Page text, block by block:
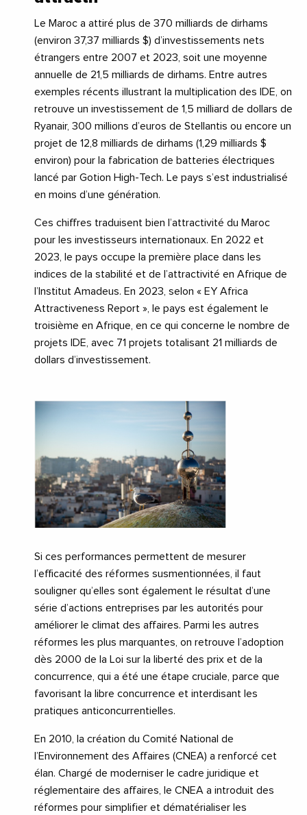
Le Maroc a attiré plus de 370 milliards de dirhams
(environ 37,37 milliards $) d’investissements nets
étrangers entre 2007 et 2023, soit une moyenne
annuelle de 21,5 milliards de dirhams. Entre autres
exemples récents illustrant la multiplication des IDE, on
retrouve un investissement de 1,5 milliard de dollars de
Ryanair, 300 millions d’euros de Stellantis ou encore un
projet de 12,8 milliards de dirhams (1,29 milliards $
environ) pour la fabrication de batteries électriques
lancé par Gotion High-Tech. Le pays s’est industrialisé
en moins d’une génération.
Ces chiffres traduisent bien l’attractivité du Maroc
pour les investisseurs internationaux. En 2022 et
2023, le pays occupe la première place dans les
indices de la stabilité et de l’attractivité en Afrique de
l’Institut Amadeus. En 2023, selon « EY Africa
Attractiveness Report », le pays est également le
troisième en Afrique, en ce qui concerne le nombre de
projets IDE, avec 71 projets totalisant 21 milliards de
dollars d’investissement.
Si ces performances permettent de mesurer
l’efficacité des réformes susmentionnées, il faut
souligner qu’elles sont également le résultat d’une
série d’actions entreprises par les autorités pour
améliorer le climat des affaires. Parmi les autres
réformes les plus marquantes, on retrouve l’adoption
dès 2000 de la Loi sur la liberté des prix et de la
concurrence, qui a été une étape cruciale, parce que
favorisant la libre concurrence et interdisant les
pratiques anticoncurrentielles.
En 2010, la création du Comité National de
l’Environnement des Affaires (CNEA) a renforcé cet
élan. Chargé de moderniser le cadre juridique et
réglementaire des affaires, le CNEA a introduit des
réformes pour simplifier et dématérialiser les